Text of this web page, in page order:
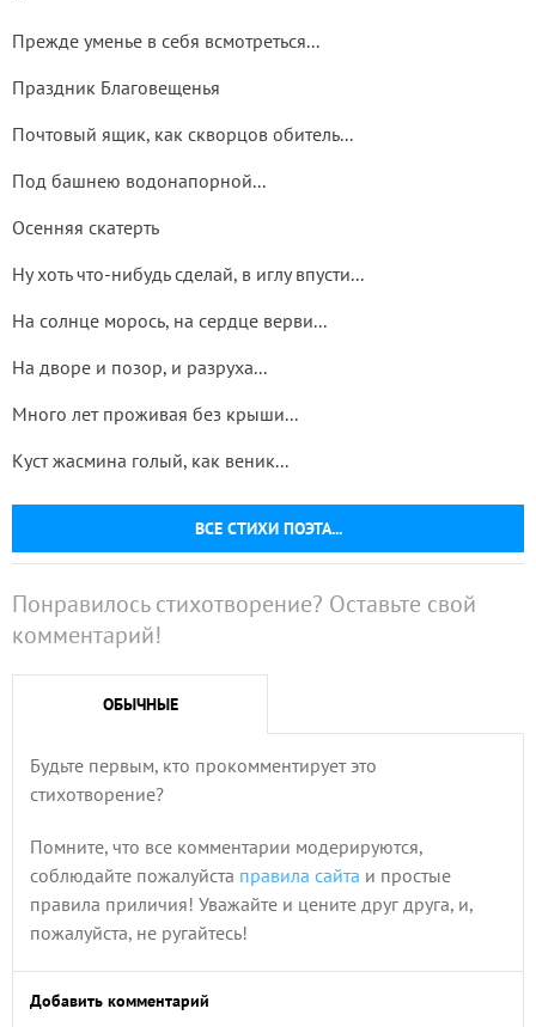
ВСЕ СТИХИ ПОЭТА...
Прежде уменье в себя всмотреться...
Праздник Благовещенья
Почтовый ящик, как скворцов обитель...
Под башнею водонапорной...
Осенняя скатерть
Ну хоть что-нибудь сделай, в иглу впусти...
На солнце морось, на сердце верви...
На дворе и позор, и разруха...
Много лет проживая без крыши...
Куст жасмина голый, как веник...
Понравилось стихотворение? Оставьте свой
комментарий!
ОБЫЧНЫЕ
Будьте первым, кто прокомментирует это
стихотворение?
Помните, что все комментарии модерируются,
соблюдайте пожалуйста правила сайта и простые
правила приличия! Уважайте и цените друг друга, и,
пожалуйста, не ругайтесь!
Добавить комментарий